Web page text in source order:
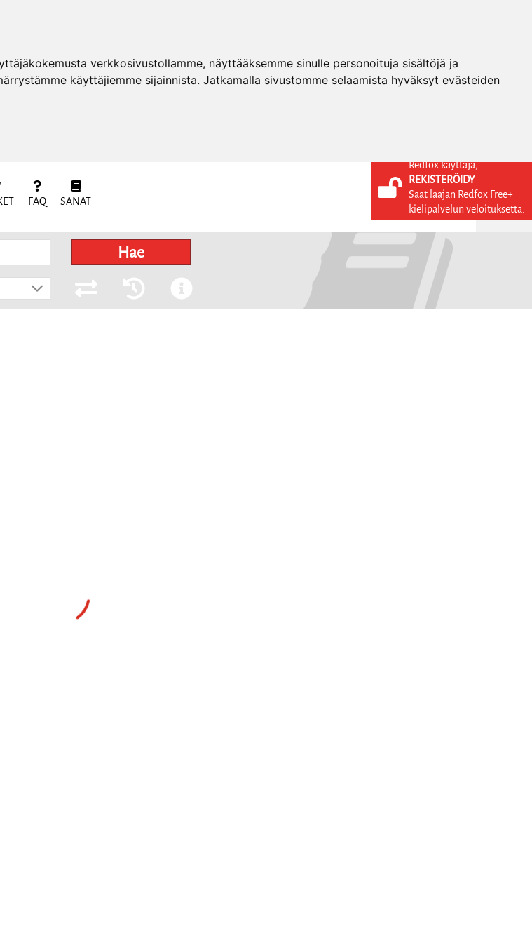
verkkosivustollamme, näyttääksemme sinulle personoituja sisältöjä ja
käyttäjiemme sijainnista. Jatkamalla sivustomme selaamista hyväksyt evästeiden
FAQ SANAT
KIRJAUDU SISÄÄN
REKISTERÖIDY
FI
Hae
Redfox käyttäjä,
REKISTERÖIDY
Saat laajan Redfox Free+
kielipalvelun veloituksetta.